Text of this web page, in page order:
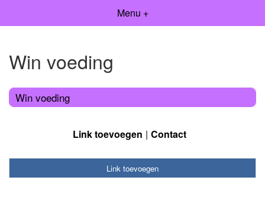
Menu +
Win voeding
Win voeding
Link toevoegen Contact
Link toevoegen